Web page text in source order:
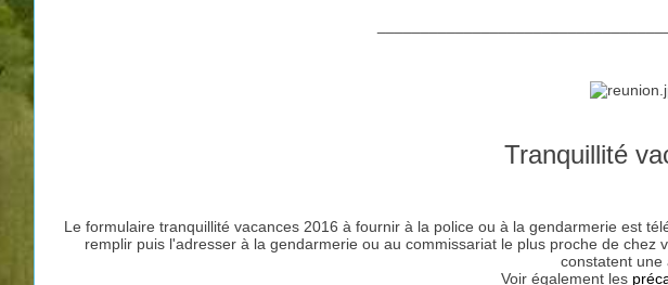
Tranquillité
Le formulaire tranquillité vacances 2016 à fournir à la police ou à la gendarmerie est
remplir puis l'adresser à la gendarmerie ou au commissariat le plus proche de
constatent une
Voir également les